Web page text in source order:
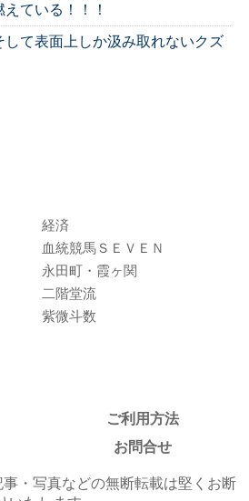
ている！！！
て表面上しか汲み取れないクズ
経済
血統競馬ＳＥＶＥＮ
永田町・霞ヶ関
二階堂流
紫微斗数
ご利用方法
お問合せ
・写真などの無断転載は堅くお断